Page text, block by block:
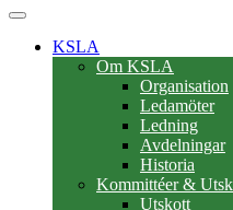
KSLA
Om KSLA
Organisation
Ledamöter
Ledning
Avdelningar
Historia
Kommittéer &
Utskott